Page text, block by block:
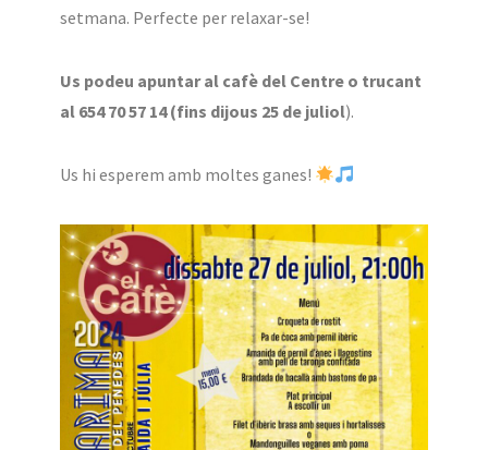
setmana. Perfecte per relaxar-se!
Us podeu apuntar al cafè del Centre o trucant
al 654 70 57 14 (fins dijous 25 de juliol).
Us hi esperem amb moltes ganes!